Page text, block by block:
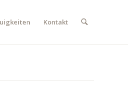
Kontakt